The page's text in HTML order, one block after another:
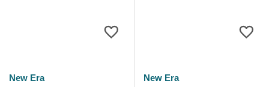
New Era
New Era